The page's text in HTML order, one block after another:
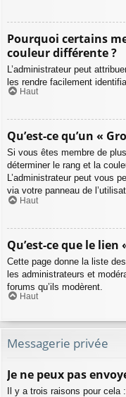
Pourquoi certains
couleur différente ?
L’administrateur peut
les rendre facilement
Haut
Qu’est-ce qu’un «
Si vous êtes membre de
déterminer le rang et la
L’administrateur peut vous
via votre panneau de
Haut
Qu’est-ce que le lien
Cette page donne la liste
les administrateurs et
forums qu’ils modèrent.
Haut
Messagerie privée
Je ne peux pas
Il y a trois raisons pour cela